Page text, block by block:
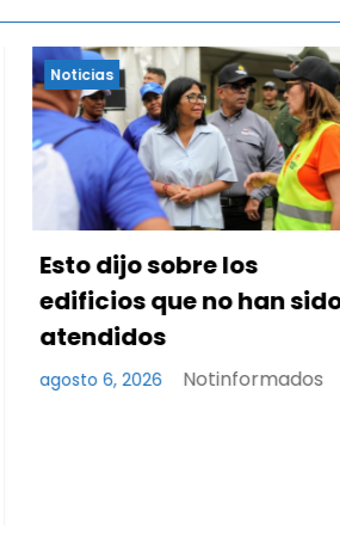
Noticias
Aeropuerto de
reanuda sus
de carga con primer
vuelo desde Panamá